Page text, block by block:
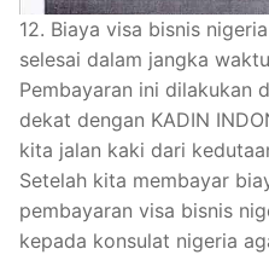
12. Biaya visa bisnis
selesai dalam jangka
Pembayaran ini dilakukan
dekat dengan KADIN
kita jalan kaki dari
Setelah kita membayar
pembayaran visa bisnis
kepada konsulat nigeria